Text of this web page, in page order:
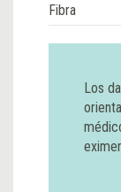
Fibra
Los